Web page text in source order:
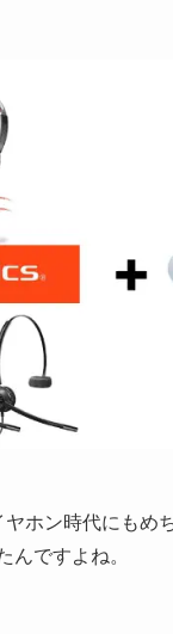
ホン時代にもめ
んですよね。